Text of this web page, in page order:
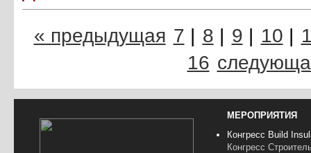
« предыдущая 7 | 8 | 9 | 10 |
16
МЕРОПРИЯТИЯ
Конгресс Build
Конгресс